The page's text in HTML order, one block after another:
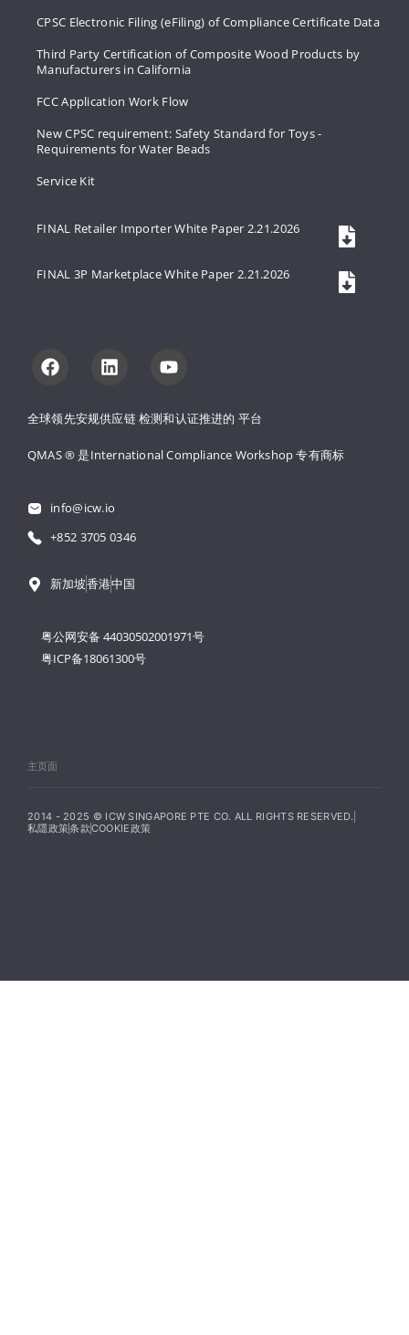
全球领先安规供应链 检测和认证推进的 平台
QMAS ® 是International Compliance Workshop 专有商标
info@icw.io
+852 3705 0346
新加坡香港中国
粤公网安备 44030502001971号
粤ICP备18061300号
CPSC Electronic Filing (eFiling) of Compliance Certificate Data
Third Party Certification of Composite Wood Products by
Manufacturers in California
FCC Application Work Flow
New CPSC requirement: Safety Standard for Toys -
Requirements for Water Beads
Service Kit
FINAL Retailer Importer White Paper 2.21.2026
FINAL 3P Marketplace White Paper 2.21.2026
主页面
2014 - 2025 © ICW SINGAPORE PTE CO. ALL RIGHTS RESERVED.
私隱政策条款COOKIE政策